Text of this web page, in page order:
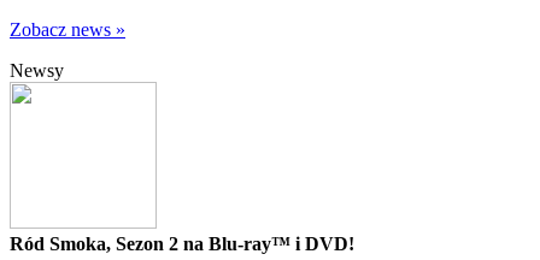
Zobacz news »
Newsy
Ród Smoka, Sezon 2 na Blu-ray™ i DVD!